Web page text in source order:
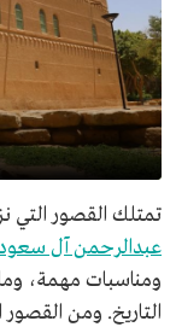
تمتلك القصور التي
عبدالرحمن آل
ومناسبات مهمة، وما
التاريخ. ومن القصور